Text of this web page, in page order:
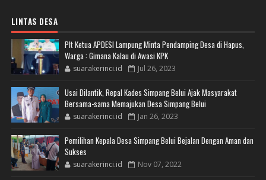
LINTAS DESA
Plt Ketua APDESI Lampung Minta Pendamping Desa di Hapus,
Warga : Gimana Kalau di Awasi KPK
suarakerinci.id Jul 26, 2023
Usai Dilantik, Repal Kades Simpang Belui Ajak Masyarakat
Bersama-sama Memajukan Desa Simpang Belui
suarakerinci.id Jan 26, 2023
Pemilihan Kepala Desa Simpang Belui Bejalan Dengan Aman dan
Sukses
suarakerinci.id Nov 07, 2022